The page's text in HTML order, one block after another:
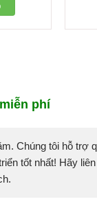
phí
Chúng tôi hỗ trợ
tốt nhất! Hãy